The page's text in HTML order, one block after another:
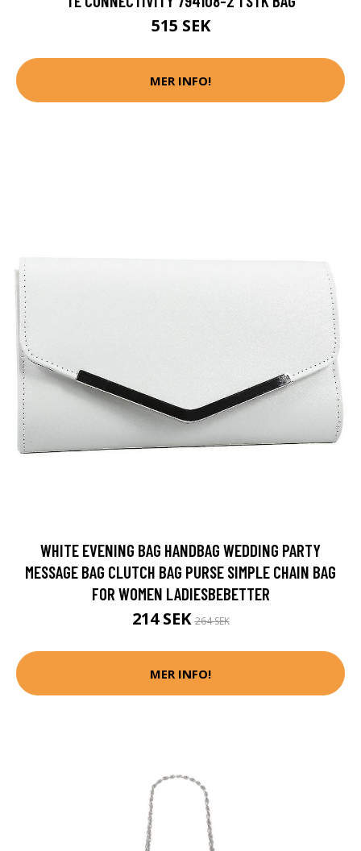
515 SEK
MER INFO!
WHITE EVENING BAG HANDBAG WEDDING PARTY
MESSAGE BAG CLUTCH BAG PURSE SIMPLE CHAIN BAG
FOR WOMEN LADIESBEBETTER
214 SEK264 SEK
MER INFO!